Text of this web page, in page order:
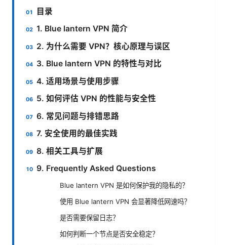
目录
1. Blue lantern VPN 简介
2. 为什么需要 VPN？核心原理与误区
3. Blue lantern VPN 的特性与对比
4. 适用场景与使用步骤
5. 如何评估 VPN 的性能与安全性
6. 常见问题与排错思路
7. 安全使用的最佳实践
8. 相关工具与扩展
9. Frequently Asked Questions
Blue lantern VPN 是如何保护我的隐私的？
使用 Blue lantern VPN 会显著降低网速吗？
是否需要保留日志？
如何判断一个节点是否安全稳定？